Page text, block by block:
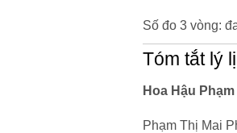
Số đo 3 vòng:
Tóm tắt lý
Hoa Hậu
Phạm Thị Mai